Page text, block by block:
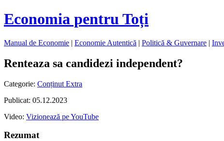
Economia pentru Toți
Manual de Economie | Economie Autentică | Politică & Guvernare |
Renteaza sa candidezi independent?
Categorie: Conținut Extra
Publicat: 05.12.2023
Video: Vizionează pe YouTube
Rezumat